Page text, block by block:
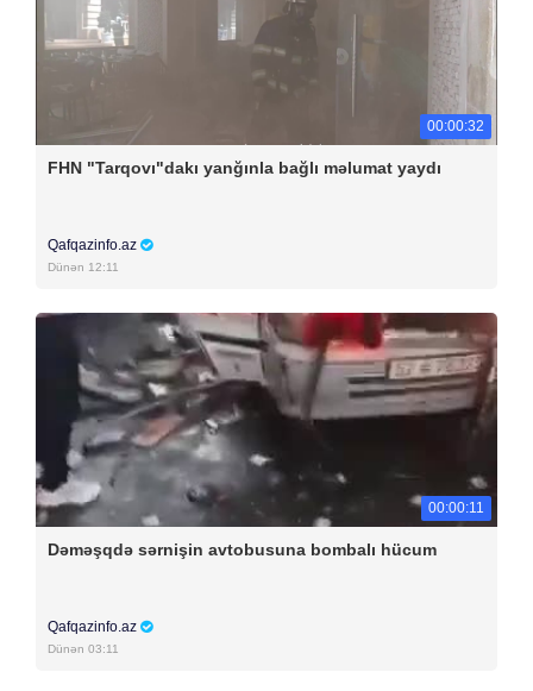
00:00:32
FHN "Tarqovı"dakı yanğınla bağlı məlumat yaydı
Qafqazinfo.az
Dünən 12:11
00:00:11
Dəməşqdə sərnişin avtobusuna bombalı hücum
Qafqazinfo.az
Dünən 03:11